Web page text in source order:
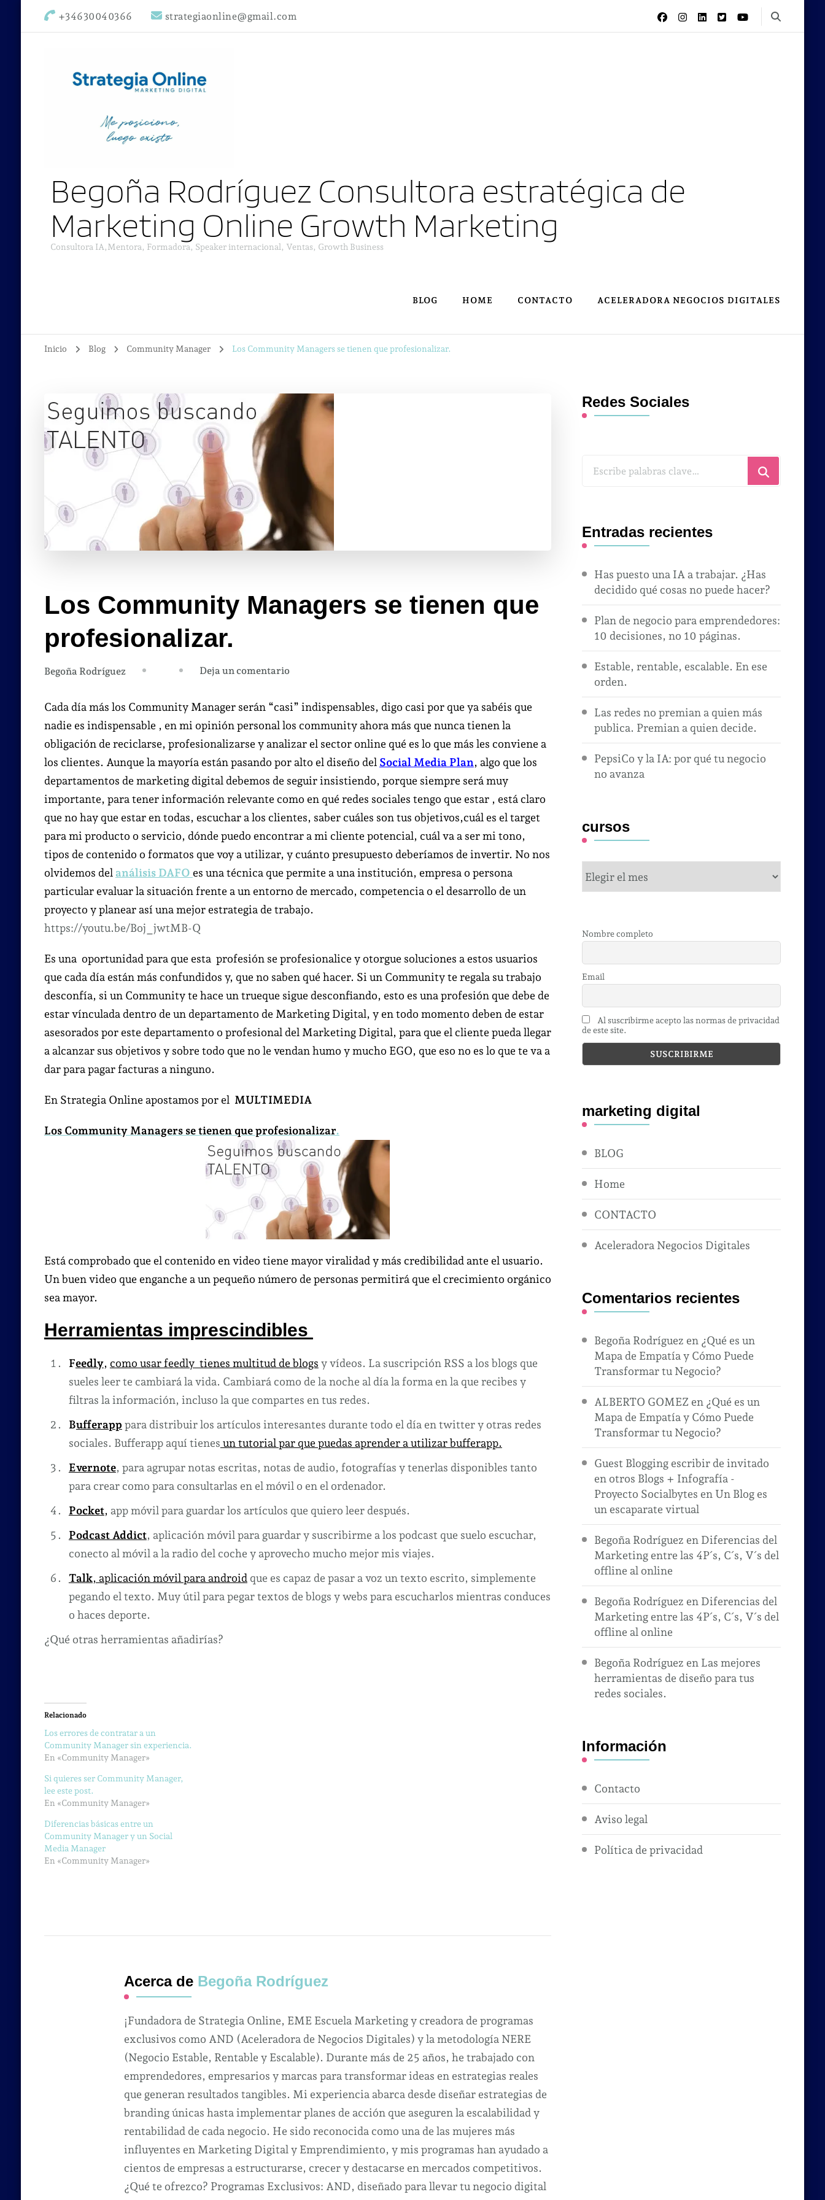
+34630040366 strategiaonline@gmail.com
Begoña Rodríguez Consultora estratégica de
Marketing Online Growth Marketing
Consultora IA,Mentora, Formadora, Speaker internacional, Ventas, Growth Business
BLOG HOME CONTACTO ACELERADORA NEGOCIOS DIGITALES
Inicio Blog Community Manager Los Community Managers se tienen que profesionalizar.
Los Community Managers se tienen que
profesionalizar.
Begoña Rodríguez Deja un comentarioen
Community
se
que
profesionalizar.
Cada día más los Community Manager serán “casi” indispensables, digo casi por que ya sabéis que
nadie es indispensable , en mi opinión personal los community ahora más que nunca tienen la
obligación de reciclarse, profesionalizarse y analizar el sector online qué es lo que más les conviene a
los clientes. Aunque la mayoría están pasando por alto el diseño del Social Media Plan, algo que los
departamentos de marketing digital debemos de seguir insistiendo, porque siempre será muy
importante, para tener información relevante como en qué redes sociales tengo que estar , está claro
que no hay que estar en todas, escuchar a los clientes, saber cuáles son tus objetivos,cuál es el target
para mi producto o servicio, dónde puedo encontrar a mi cliente potencial, cuál va a ser mi tono,
tipos de contenido o formatos que voy a utilizar, y cuánto presupuesto deberíamos de invertir. No nos
olvidemos del análisis DAFO es una técnica que permite a una institución, empresa o persona
particular evaluar la situación frente a un entorno de mercado, competencia o el desarrollo de un
proyecto y planear así una mejor estrategia de trabajo.
https://youtu.be/Boj_jwtMB-Q
Es una oportunidad para que esta profesión se profesionalice y otorgue soluciones a estos usuarios
que cada día están más confundidos y, que no saben qué hacer. Si un Community te regala su trabajo
desconfía, si un Community te hace un trueque sigue desconfiando, esto es una profesión que debe de
estar vínculada dentro de un departamento de Marketing Digital, y en todo momento deben de estar
asesorados por este departamento o profesional del Marketing Digital, para que el cliente pueda llegar
a alcanzar sus objetivos y sobre todo que no le vendan humo y mucho EGO, que eso no es lo que te va a
dar para pagar facturas a ninguno.
En Strategia Online apostamos por el MULTIMEDIA
Los Community Managers se tienen que profesionalizar.
Está comprobado que el contenido en video tiene mayor viralidad y más credibilidad ante el usuario.
Un buen video que enganche a un pequeño número de personas permitirá que el crecimiento orgánico
sea mayor.
Herramientas imprescindibles
Feedly, como usar feedly tienes multitud de blogs y vídeos. La suscripción RSS a los blogs que
sueles leer te cambiará la vida. Cambiará como de la noche al día la forma en la que recibes y
filtras la información, incluso la que compartes en tus redes.
Bufferapp para distribuir los artículos interesantes durante todo el día en twitter y otras redes
sociales. Bufferapp aquí tienes un tutorial par que puedas aprender a utilizar bufferapp.
Evernote, para agrupar notas escritas, notas de audio, fotografías y tenerlas disponibles tanto
para crear como para consultarlas en el móvil o en el ordenador.
Pocket, app móvil para guardar los artículos que quiero leer después.
Podcast Addict, aplicación móvil para guardar y suscribirme a los podcast que suelo escuchar,
conecto al móvil a la radio del coche y aprovecho mucho mejor mis viajes.
Talk, aplicación móvil para android que es capaz de pasar a voz un texto escrito, simplemente
pegando el texto. Muy útil para pegar textos de blogs y webs para escucharlos mientras conduces
o haces deporte.
¿Qué otras herramientas añadirías?
Relacionado
Los errores de contratar a un
Community Manager sin experiencia.
En «Community Manager»
Si quieres ser Community Manager,
lee este post.
En «Community Manager»
Diferencias básicas entre un
Community Manager y un Social
Media Manager
En «Community Manager»
Acerca de Begoña Rodríguez
¡Fundadora de Strategia Online, EME Escuela Marketing y creadora de programas
exclusivos como AND (Aceleradora de Negocios Digitales) y la metodología NERE
(Negocio Estable, Rentable y Escalable). Durante más de 25 años, he trabajado con
emprendedores, empresarios y marcas para transformar ideas en estrategias reales
que generan resultados tangibles. Mi experiencia abarca desde diseñar estrategias de
branding únicas hasta implementar planes de acción que aseguren la escalabilidad y
rentabilidad de cada negocio. He sido reconocida como una de las mujeres más
influyentes en Marketing Digital y Emprendimiento, y mis programas han ayudado a
cientos de empresas a estructurarse, crecer y destacarse en mercados competitivos.
¿Qué te ofrezco? Programas Exclusivos: AND, diseñado para llevar tu negocio digital
Redes Sociales
¿Buscas
Entradas recientes
Has puesto una IA a trabajar. ¿Has
decidido qué cosas no puede hacer?
Plan de negocio para emprendedores:
10 decisiones, no 10 páginas.
Estable, rentable, escalable. En ese
orden.
Las redes no premian a quien más
publica. Premian a quien decide.
PepsiCo y la IA: por qué tu negocio
no avanza
cursos
cursos
Nombre completo
Email
Al suscribirme acepto las normas de privacidad
de este site.
marketing digital
BLOG
Home
CONTACTO
Aceleradora Negocios Digitales
Comentarios recientes
Begoña Rodríguez en ¿Qué es un
Mapa de Empatía y Cómo Puede
Transformar tu Negocio?
ALBERTO GOMEZ en ¿Qué es un
Mapa de Empatía y Cómo Puede
Transformar tu Negocio?
Guest Blogging escribir de invitado
en otros Blogs + Infografía -
Proyecto Socialbytes en Un Blog es
un escaparate virtual
Begoña Rodríguez en Diferencias del
Marketing entre las 4P´s, C´s, V´s del
offline al online
Begoña Rodríguez en Diferencias del
Marketing entre las 4P´s, C´s, V´s del
offline al online
Begoña Rodríguez en Las mejores
herramientas de diseño para tus
redes sociales.
Información
Contacto
Aviso legal
Política de privacidad